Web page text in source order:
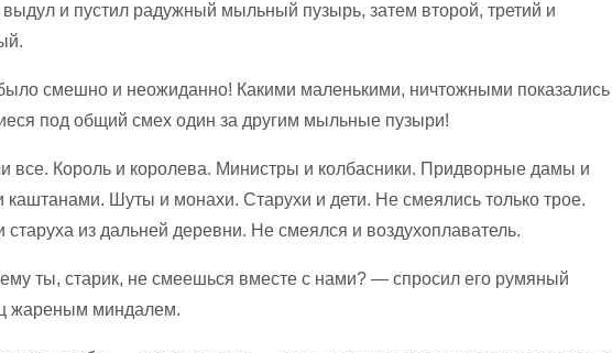
выдул и пустил радужный мыльный пузырь, затем второй, третий и
смешно и неожиданно! Какими маленькими, ничтожными показались
под общий смех один за другим мыльные пузыри!
все. Король и королева. Министры и колбасники. Придворные дамы и
каштанами. Шуты и монахи. Старухи и дети. Не смеялись только трое.
старуха из дальней деревни. Не смеялся и воздухоплаватель.
ты, старик, не смеешься вместе с нами? — спросил его румяный
жареным миндалем.